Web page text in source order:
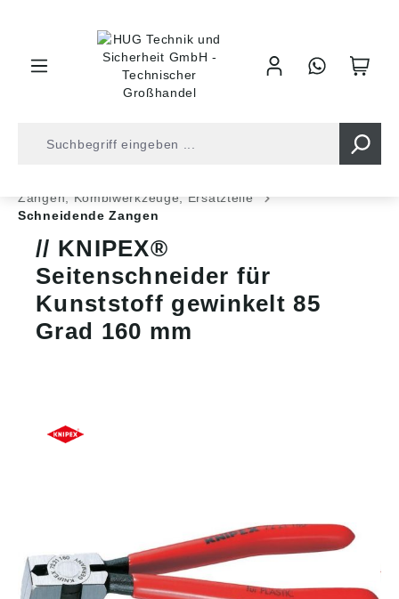
Zangen, Kombiwerkzeuge, Ersatzteile
Schneidende Zangen
KNIPEX®
Seitenschneider für
Kunststoff gewinkelt 85
Grad 160 mm